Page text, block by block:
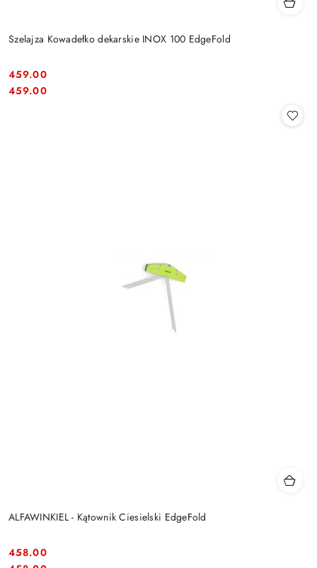
Szelajza Kowadełko dekarskie INOX 100 EdgeFold
Cena:
459.00
Cena:
459.00
ALFAWINKIEL - Kątownik Ciesielski EdgeFold
458.00